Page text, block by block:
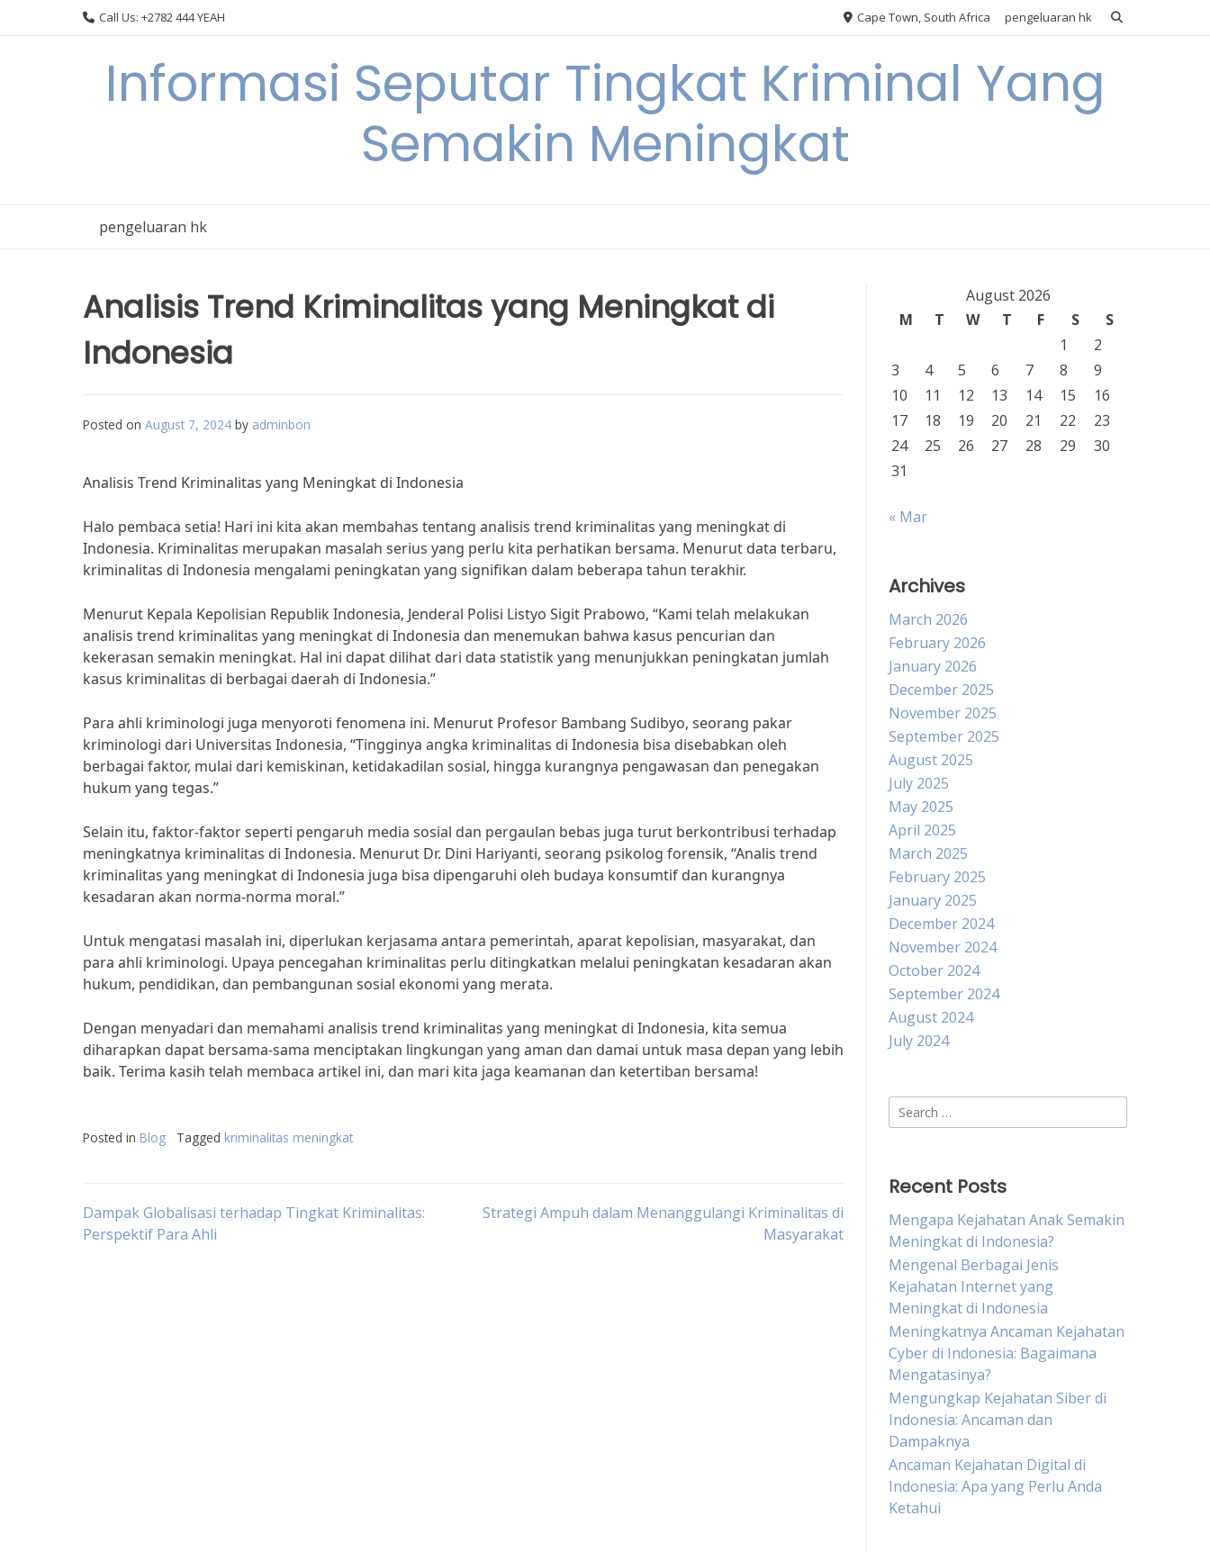
Call Us: +2782 444 YEAH Cape Town, South Africa pengeluaran hk
Informasi Seputar Tingkat Kriminal Yang
Semakin Meningkat
pengeluaran hk
Analisis Trend Kriminalitas yang Meningkat di
Indonesia
Posted on August 7, 2024 by adminbon
Analisis Trend Kriminalitas yang Meningkat di Indonesia
Halo pembaca setia! Hari ini kita akan membahas tentang analisis trend kriminalitas yang meningkat di
Indonesia. Kriminalitas merupakan masalah serius yang perlu kita perhatikan bersama. Menurut data terbaru,
kriminalitas di Indonesia mengalami peningkatan yang signifikan dalam beberapa tahun terakhir.
Menurut Kepala Kepolisian Republik Indonesia, Jenderal Polisi Listyo Sigit Prabowo, “Kami telah melakukan
analisis trend kriminalitas yang meningkat di Indonesia dan menemukan bahwa kasus pencurian dan
kekerasan semakin meningkat. Hal ini dapat dilihat dari data statistik yang menunjukkan peningkatan jumlah
kasus kriminalitas di berbagai daerah di Indonesia.”
Para ahli kriminologi juga menyoroti fenomena ini. Menurut Profesor Bambang Sudibyo, seorang pakar
kriminologi dari Universitas Indonesia, “Tingginya angka kriminalitas di Indonesia bisa disebabkan oleh
berbagai faktor, mulai dari kemiskinan, ketidakadilan sosial, hingga kurangnya pengawasan dan penegakan
hukum yang tegas.”
Selain itu, faktor-faktor seperti pengaruh media sosial dan pergaulan bebas juga turut berkontribusi terhadap
meningkatnya kriminalitas di Indonesia. Menurut Dr. Dini Hariyanti, seorang psikolog forensik, “Analis trend
kriminalitas yang meningkat di Indonesia juga bisa dipengaruhi oleh budaya konsumtif dan kurangnya
kesadaran akan norma-norma moral.”
Untuk mengatasi masalah ini, diperlukan kerjasama antara pemerintah, aparat kepolisian, masyarakat, dan
para ahli kriminologi. Upaya pencegahan kriminalitas perlu ditingkatkan melalui peningkatan kesadaran akan
hukum, pendidikan, dan pembangunan sosial ekonomi yang merata.
Dengan menyadari dan memahami analisis trend kriminalitas yang meningkat di Indonesia, kita semua
diharapkan dapat bersama-sama menciptakan lingkungan yang aman dan damai untuk masa depan yang lebih
baik. Terima kasih telah membaca artikel ini, dan mari kita jaga keamanan dan ketertiban bersama!
Posted in Blog Tagged kriminalitas meningkat
Post
Dampak Globalisasi terhadap Tingkat Kriminalitas:
Perspektif Para Ahli
Strategi Ampuh dalam Menanggulangi Kriminalitas di
Masyarakat
August 2026
M
T W T F S
S
1
2
3
4 5 6 7 8
9
10
11 12 13 14 15
16
17
18 19 20 21 22
23
24
25 26 27 28 29
30
31
« Mar
Archives
March 2026
February 2026
January 2026
December 2025
November 2025
September 2025
August 2025
July 2025
May 2025
April 2025
March 2025
February 2025
January 2025
December 2024
November 2024
October 2024
September 2024
August 2024
July 2024
Search
for:
Recent Posts
Mengapa Kejahatan Anak Semakin
Meningkat di Indonesia?
Mengenal Berbagai Jenis
Kejahatan Internet yang
Meningkat di Indonesia
Meningkatnya Ancaman Kejahatan
Cyber di Indonesia: Bagaimana
Mengatasinya?
Mengungkap Kejahatan Siber di
Indonesia: Ancaman dan
Dampaknya
Ancaman Kejahatan Digital di
Indonesia: Apa yang Perlu Anda
Ketahui